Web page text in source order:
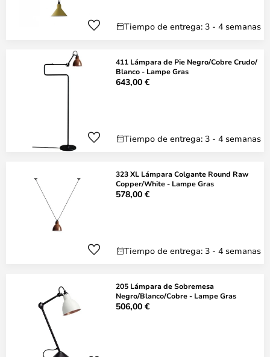
Tiempo de entrega: 3 - 4 semanas
411 Lámpara de Pie Negro/Cobre Crudo/
Blanco - Lampe Gras
643,00 €
Tiempo de entrega: 3 - 4 semanas
323 XL Lámpara Colgante Round Raw
Copper/White - Lampe Gras
578,00 €
Tiempo de entrega: 3 - 4 semanas
205 Lámpara de Sobremesa
Negro/Blanco/Cobre - Lampe Gras
506,00 €